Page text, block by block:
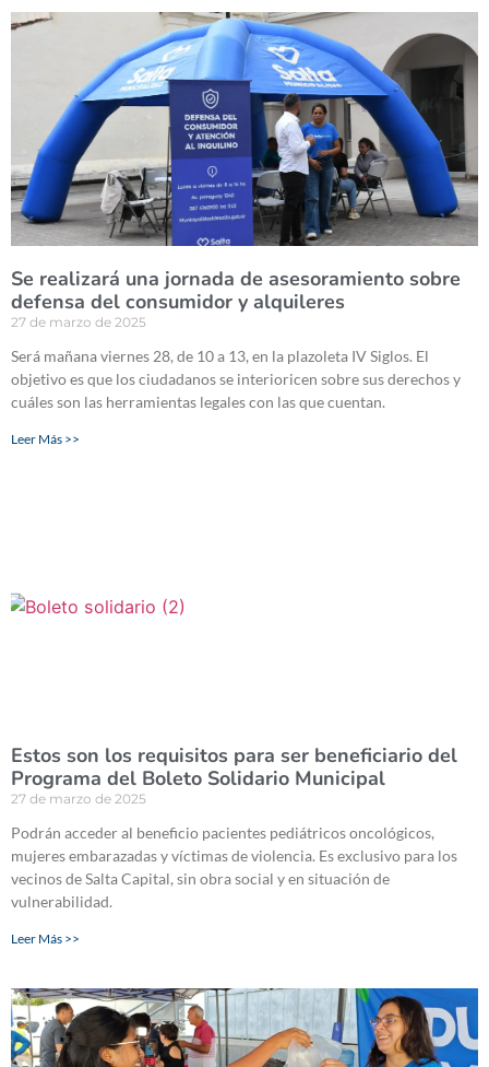
Se realizará una jornada de asesoramiento sobre
defensa del consumidor y alquileres
27 de marzo de 2025
Será mañana viernes 28, de 10 a 13, en la plazoleta IV Siglos. El
objetivo es que los ciudadanos se interioricen sobre sus derechos y
cuáles son las herramientas legales con las que cuentan.
Leer Más >>
Estos son los requisitos para ser beneficiario del
Programa del Boleto Solidario Municipal
27 de marzo de 2025
Podrán acceder al beneficio pacientes pediátricos oncológicos,
mujeres embarazadas y víctimas de violencia. Es exclusivo para los
vecinos de Salta Capital, sin obra social y en situación de
vulnerabilidad.
Leer Más >>